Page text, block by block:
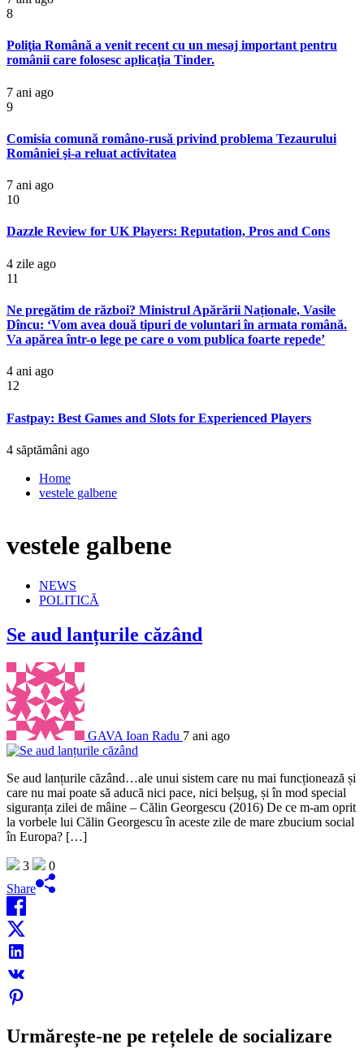
8
Poliţia Română a venit recent cu un mesaj important pentru
românii care folosesc aplicaţia Tinder.
7 ani ago
9
Comisia comună româno-rusă privind problema Tezaurului
României şi-a reluat activitatea
7 ani ago
10
Dazzle Review for UK Players: Reputation, Pros and Cons
4 zile ago
11
Ne pregătim de război? Ministrul Apărării Naționale, Vasile
Dîncu: ‘Vom avea două tipuri de voluntari în armata română.
Va apărea într-o lege pe care o vom publica foarte repede’
4 ani ago
12
Fastpay: Best Games and Slots for Experienced Players
4 săptămâni ago
Home
vestele galbene
vestele galbene
NEWS
POLITICĂ
Se aud lanțurile căzând
GAVA Ioan Radu 7 ani ago
Se aud lanțurile căzând…ale unui sistem care nu mai funcționează și
care nu mai poate să aducă nici pace, nici belșug, și în mod special
siguranța zilei de mâine – Călin Georgescu (2016) De ce m-am oprit
la vorbele lui Călin Georgescu în aceste zile de mare zbucium social
în Europa? […]
3
0
Share
Urmărește-ne pe rețelele de socializare